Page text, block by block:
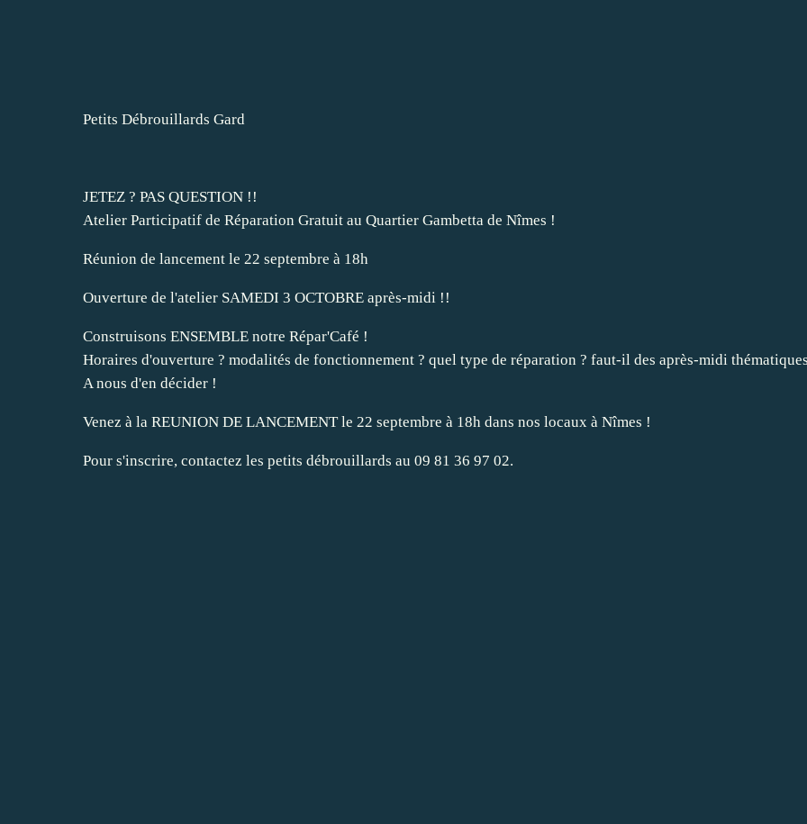
Petits Débrouillards Gard
JETEZ ? PAS QUESTION !!
Atelier Participatif de Réparation Gratuit au Quartier Gambetta de Nîmes !
Réunion de lancement le 22 septembre à 18h
Ouverture de l'atelier SAMEDI 3 OCTOBRE après-midi !!
Construisons ENSEMBLE notre Répar'Café !
Horaires d'ouverture ? modalités de fonctionnement ? quel type de réparation ? faut-il des après-midi
A nous d'en décider !
Venez à la REUNION DE LANCEMENT le 22 septembre à 18h dans nos locaux à Nîmes !
Pour s'inscrire, contactez les petits débrouillards au 09 81 36 97 02.